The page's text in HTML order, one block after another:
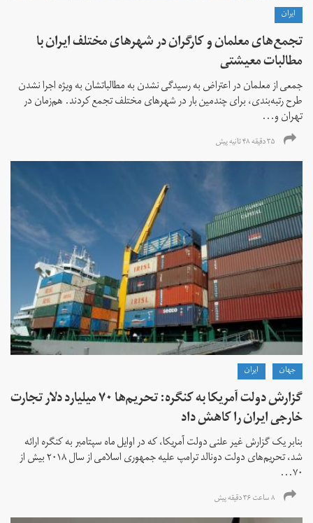
ايران
تجمع‌های معلمان و کارگران در شهرهای مختلف ایران با
مطالبات معیشتی
جمعی از معلمان در اعتراض به رسیدگی نشدن به مطالباتشان به ویژه اجرا نشدن
طرح رتبه‌بندی، برای چندمین بار در شهرهای مختلف تجمع کردند. هم‌زمان در
تهران و...
۳۵ دقیقه ۴۸ ثانیه پیش
جهان ايران
گزارش دولت آمریکا به کنگره: تحریم‌ها ۷۰ میلیارد دلار تجارت
خارجی ایران را کاهش داد
بنابر یک گزارش غیر علنی دولت آمریکا، که در اوایل ماه سپتامبر به کنگره ارائه
شد، تحریم‌های دولت دونالد ترامپ علیه جمهوری اسلامی از سال ۲۰۱۸ بیش از
۷۰...
۸ ساعت ۳۶ دقیقه پیش